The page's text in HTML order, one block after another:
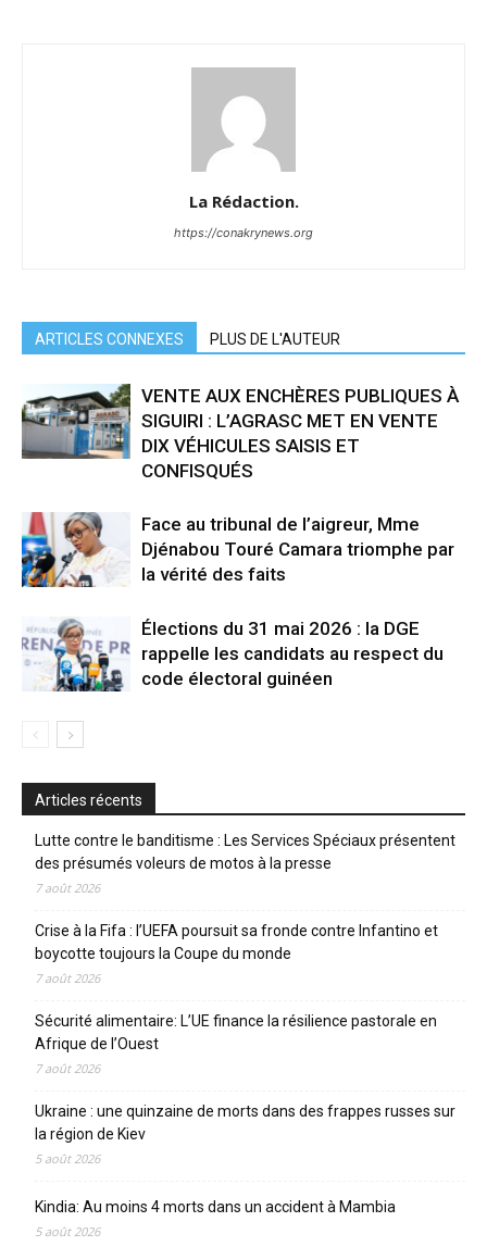
La Rédaction.
https://conakrynews.org
ARTICLES CONNEXES PLUS DE L'AUTEUR
VENTE AUX ENCHÈRES PUBLIQUES À
SIGUIRI : L’AGRASC MET EN VENTE
DIX VÉHICULES SAISIS ET
CONFISQUÉS
Face au tribunal de l’aigreur, Mme
Djénabou Touré Camara triomphe par
la vérité des faits
Élections du 31 mai 2026 : la DGE
rappelle les candidats au respect du
code électoral guinéen
Articles récents
Lutte contre le banditisme : Les Services Spéciaux présentent
des présumés voleurs de motos à la presse
7 août 2026
Crise à la Fifa : l’UEFA poursuit sa fronde contre Infantino et
boycotte toujours la Coupe du monde
7 août 2026
Sécurité alimentaire: L’UE finance la résilience pastorale en
Afrique de l’Ouest
7 août 2026
Ukraine : une quinzaine de morts dans des frappes russes sur
la région de Kiev
5 août 2026
Kindia: Au moins 4 morts dans un accident à Mambia
5 août 2026